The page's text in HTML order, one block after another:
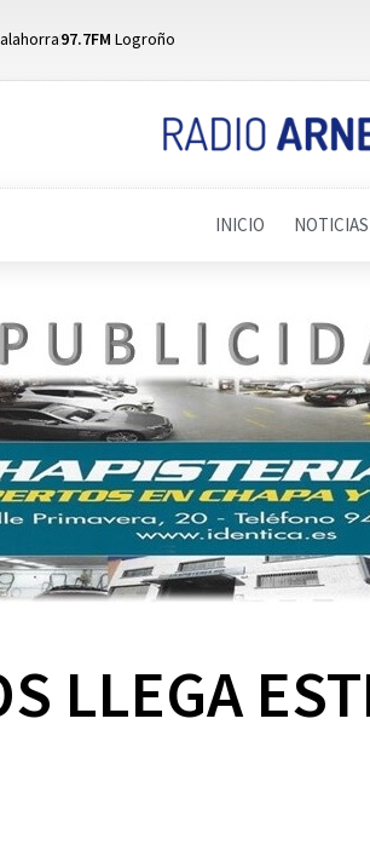
97.7FM Logroño
INICIO NOTICIAS
LLEGA